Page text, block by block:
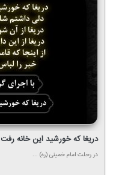
دریغا كه خورشید این خانه رفت
در رحلت امام خمینی (ره) ...